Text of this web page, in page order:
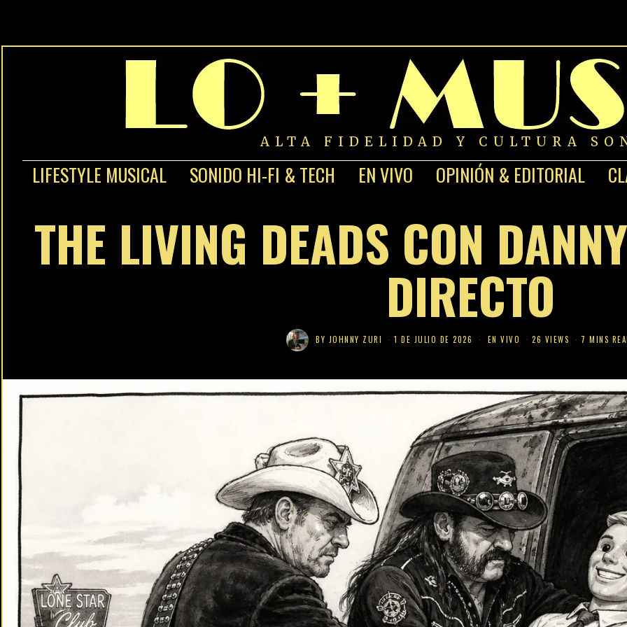
ALTA FIDELIDAD Y CULTURA
LIFESTYLE MUSICAL SONIDO HI-FI & TECH EN VIVO OPINIÓN & EDITORIAL
THE LIVING DEADS CON
DIRECTO
BY JOHNNY ZURI 1 DE JULIO DE 2026 EN VIVO 26 VIEWS 7 MINS